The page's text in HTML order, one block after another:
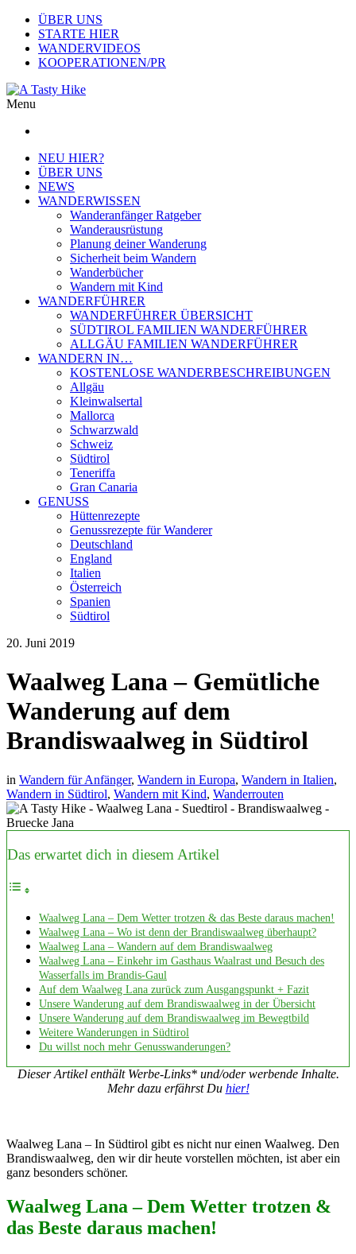
ÜBER UNS
STARTE HIER
WANDERVIDEOS
KOOPERATIONEN/PR
Menu
NEU HIER?
ÜBER UNS
NEWS
WANDERWISSEN
Wanderanfänger Ratgeber
Wanderausrüstung
Planung deiner Wanderung
Sicherheit beim Wandern
Wanderbücher
Wandern mit Kind
WANDERFÜHRER
WANDERFÜHRER ÜBERSICHT
SÜDTIROL FAMILIEN WANDERFÜHRER
ALLGÄU FAMILIEN WANDERFÜHRER
WANDERN IN…
KOSTENLOSE WANDERBESCHREIBUNGEN
Allgäu
Kleinwalsertal
Mallorca
Schwarzwald
Schweiz
Südtirol
Teneriffa
Gran Canaria
GENUSS
Hüttenrezepte
Genussrezepte für Wanderer
Deutschland
England
Italien
Österreich
Spanien
Südtirol
20. Juni 2019
Waalweg Lana – Gemütliche
Wanderung auf dem
Brandiswaalweg in Südtirol
in Wandern für Anfänger, Wandern in Europa, Wandern in Italien,
Wandern in Südtirol, Wandern mit Kind, Wanderrouten
Das erwartet dich in diesem Artikel
Waalweg Lana – Dem Wetter trotzen & das Beste daraus machen!
Waalweg Lana – Wo ist denn der Brandiswaalweg überhaupt?
Waalweg Lana – Wandern auf dem Brandiswaalweg
Waalweg Lana – Einkehr im Gasthaus Waalrast und Besuch des
Wasserfalls im Brandis-Gaul
Auf dem Waalweg Lana zurück zum Ausgangspunkt + Fazit
Unsere Wanderung auf dem Brandiswaalweg in der Übersicht
Unsere Wanderung auf dem Brandiswaalweg im Bewegtbild
Weitere Wanderungen in Südtirol
Du willst noch mehr Genusswanderungen?
Dieser Artikel enthält Werbe-Links* und/oder werbende Inhalte.
Mehr dazu erfährst Du hier!
Waalweg Lana – In Südtirol gibt es nicht nur einen Waalweg. Den
Brandiswaalweg, den wir dir heute vorstellen möchten, ist aber ein
ganz besonders schöner.
Waalweg Lana – Dem Wetter trotzen &
das Beste daraus machen!